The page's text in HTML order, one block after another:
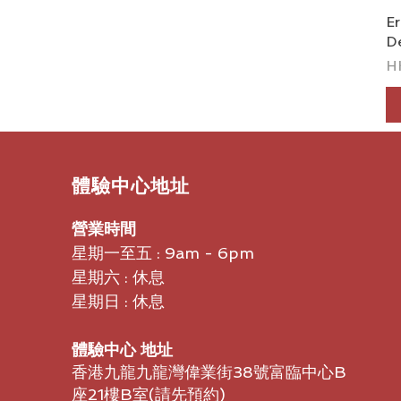
​體驗中心地址
營業時間
星期一至五 : 9am - 6pm
星期六 : 休息
星期日 : 休息
體驗中心 地址
香港九龍九龍灣偉業街38號富臨中心B
座21樓B室​(請先預約)